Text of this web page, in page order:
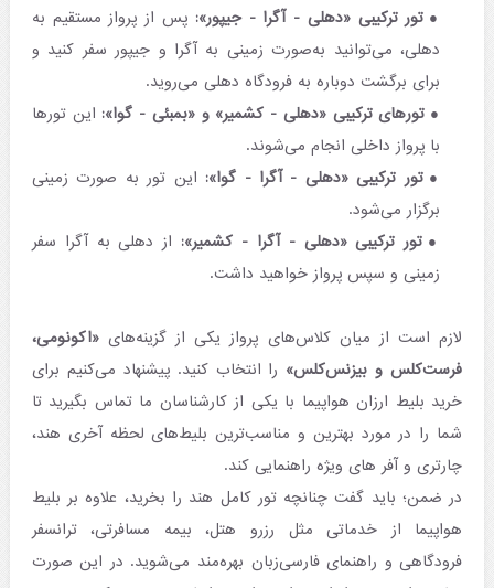
تور ترکیبی «دهلی - آگرا - جیپور»: پس از پرواز مستقیم به
دهلی، می‌توانید به‌صورت زمینی به آگرا و جیپور سفر کنید و
برای برگشت دوباره به فرودگاه دهلی می‌روید.
تورهای ترکیبی «دهلی - کشمیر» و «بمبئی - گوا»: این تورها
با پرواز داخلی انجام می‌شوند.
تور ترکیبی «دهلی - آگرا - گوا»: این تور به صورت زمینی
برگزار می‌شود.
تور ترکیبی «دهلی - آگرا - کشمیر»: از دهلی به آگرا سفر
زمینی و سپس پرواز خواهید داشت.
لازم است از میان کلاس‌های پرواز یکی از گزینه‌های«اکونومی،
فرست‌‌کلس و بیزنس‌‌کلس» را انتخاب کنید. پیشنهاد می‌کنیم برای
خرید بلیط ارزان هواپیما با یکی از کارشناسان ما تماس بگیرید تا
شما را در مورد بهترین و مناسب‌ترین بلیط‌‌های لحظه آخری هند،
چارتری و آفر های ویژه راهنمایی کند.
در ضمن؛ باید گفت چنانچه تور کامل هند را بخرید، علاوه بر بلیط
هواپیما از خدماتی مثل رزرو هتل، بیمه مسافرتی، ترانسفر
فرودگاهی و راهنمای فارسی‌زبان بهره‌مند می‌شوید. در این صورت